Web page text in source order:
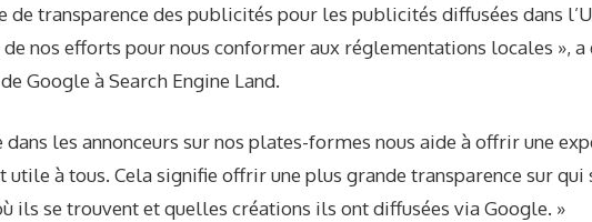
de transparence des publicités pour les publicités diffusées dans
de nos efforts pour nous conformer aux réglementations locales », a
Google à Search Engine Land.
dans les annonceurs sur nos plates-formes nous aide à offrir une
à tous. Cela signifie offrir une plus grande transparence sur qui
ils se trouvent et quelles créations ils ont diffusées via Google. »